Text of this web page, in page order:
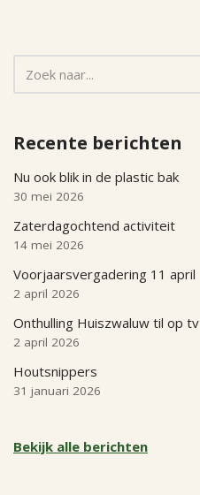
Recente berichten
Nu ook blik in de plastic bak
30 mei 2026
Zaterdagochtend activiteit
14 mei 2026
Voorjaarsvergadering 11 april
2 april 2026
Onthulling Huiszwaluw til op tv
2 april 2026
Houtsnippers
31 januari 2026
Bekijk alle berichten